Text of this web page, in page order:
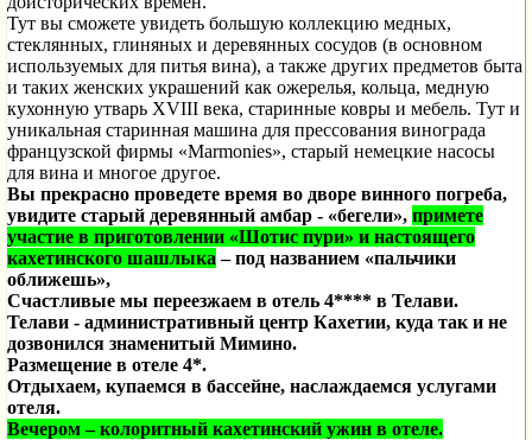
Тут вы сможете увидеть большую коллекцию медных,
стеклянных, глиняных и деревянных сосудов (в основном
используемых для питья вина), а также других предметов быта
и таких женских украшений как ожерелья, кольца, медную
кухонную утварь XVIII века, старинные ковры и мебель. Тут и
уникальная старинная машина для прессования винограда
французской фирмы «Marmonies», старый немецкие насосы
для вина и многое другое.
Вы прекрасно проведете время во дворе винного погреба,
увидите старый деревянный амбар - «бегели», примете
участие в приготовлении «Шотис пури» и настоящего
кахетинского шашлыка – под названием «пальчики
оближешь»,
Счастливые мы переезжаем в отель 4**** в Телави.
Телави - административный центр Кахетии, куда так и не
дозвонился знаменитый Мимино.
Размещение в отеле 4*.
Отдыхаем, купаемся в бассейне, наслаждаемся услугами
отеля.
Вечером – колоритный кахетинский ужин в отеле.